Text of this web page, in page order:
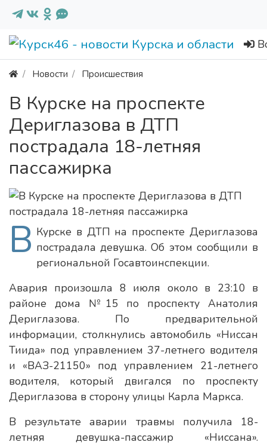
Новости Происшествия
В Курске на проспекте
Дериглазова в ДТП
пострадала 18-летняя
пассажирка
В Курске в ДТП на проспекте Дериглазова
пострадала девушка. Об этом сообщили в
региональной Госавтоинспекции.
Авария произошла 8 июля около в 23:10 в
районе дома №15 по проспекту Анатолия
Дериглазова. По предварительной
информации, столкнулись автомобиль «Ниссан
Тиида» под управлением 37-летнего водителя
и «ВАЗ-21150» под управлением 21-летнего
водителя, который двигался по проспекту
Дериглазова в сторону улицы Карла Маркса.
В результате аварии травмы получила 18-
летняя девушка-пассажир «Ниссана».